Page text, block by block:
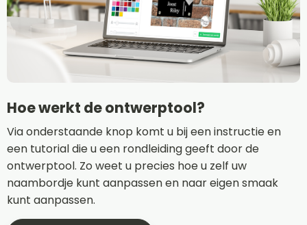
Hoe werkt de ontwerptool?
Via onderstaande knop komt u bij een instructie en
een tutorial die u een rondleiding geeft door de
ontwerptool. Zo weet u precies hoe u zelf uw
naambordje kunt aanpassen en naar eigen smaak
kunt aanpassen.